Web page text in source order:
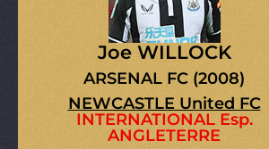
Joe WILLOCK
ARSENAL FC (2008)
NEWCASTLE United FC
INTERNATIONAL Esp.
ANGLETERRE